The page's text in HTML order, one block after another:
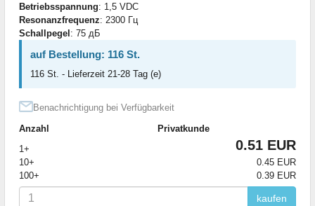
Betriebsspannung: 1,5 VDC
Resonanzfrequenz: 2300 Гц
Schallpegel: 75 дБ
auf Bestellung: 116 St.
116 St. - Lieferzeit 21-28 Tag (e)
Benachrichtigung bei Verfügbarkeit
Anzahl
Privatkunde
1+
0.51 EUR
10+
0.45 EUR
100+
0.39 EUR
kaufen